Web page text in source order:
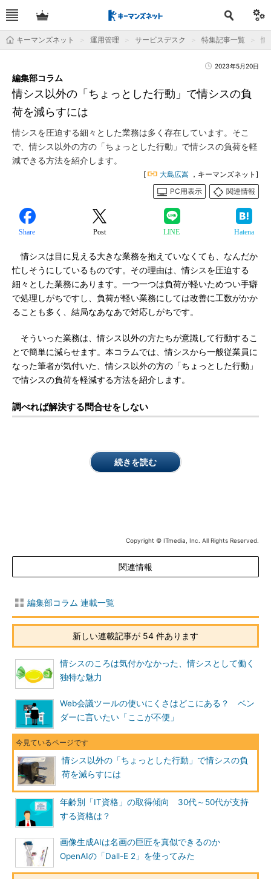
キーマンズネット 運用管理 サービスデスク 特集記事一覧 情
2023年5月20日
情シス以外の「ちょっとした行動」で情シスの負
荷を減らすには
編集部コラム
情シスを圧迫する細々とした業務は多く存在しています。そこ
で、情シス以外の方の「ちょっとした行動」で情シスの負荷を軽
減できる方法を紹介します。
[ 大島広嵩 ，キーマンズネット]
PC用表示
関連情報
Share Post LINE Hatena
情シスは目に見える大きな業務を抱えていなくても、なんだか
忙しそうにしているものです。その理由は、情シスを圧迫する
細々とした業務にあります。一つ一つは負荷が軽いためつい手癖
で処理しがちですし、負荷が軽い業務にしては改善に工数がかか
ることも多く、結局なあなあで対応しがちです。
そういった業務は、情シス以外の方たちが意識して行動するこ
とで簡単に減らせます。本コラムでは、情シスから一般従業員に
なった筆者が気付いた、情シス以外の方の「ちょっとした行動」
で情シスの負荷を軽減する方法を紹介します。
調べれば解決する問合せをしない
続きを読む
Copyright © ITmedia, Inc. All Rights Reserved.
関連情報
編集部コラム 連載一覧
新しい連載記事が 54 件あります
情シスのころは気付かなかった、情シスとして働く
独特な魅力
Web会議ツールの使いにくさはどこにある？ ベン
ダーに言いたい「ここが不便」
情シス以外の「ちょっとした行動」で情シスの負
荷を減らすには
年齢別「IT資格」の取得傾向 30代～50代が支持
する資格は？
画像生成AIは名画の巨匠を真似できるのか
OpenAIの「Dall-E 2」を使ってみた